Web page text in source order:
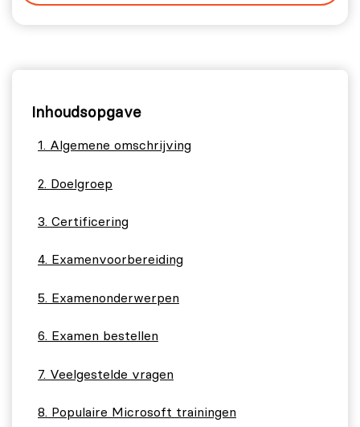
Inhoudsopgave
Algemene omschrijving
Doelgroep
Certificering
Examenvoorbereiding
Examenonderwerpen
Examen bestellen
Veelgestelde vragen
Populaire Microsoft trainingen